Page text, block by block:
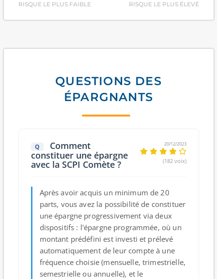
RISQUE LE PLUS FAIBLE
RISQUE LE PLUS ÉLEVÉ
QUESTIONS DES
ÉPARGNANTS
Q
Comment
constituer une épargne
avec la SCPI Comète ?
20/12/2023
(182 voix)
Après avoir acquis un minimum de 20
parts, vous avez la possibilité de constituer
une épargne progressivement via deux
dispositifs : l'épargne programmée, où un
montant prédéfini est investi et prélevé
automatiquement de leur compte à une
fréquence choisie (mensuelle, trimestrielle,
semestrielle ou annuelle), et le